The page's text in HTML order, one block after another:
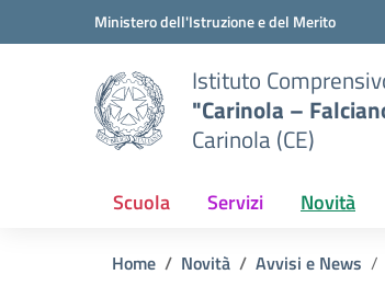
Vai ai contenuti
Vai al menu di navigazioneMinistero dell'Istruzione e del Merito
Istituto
"Carinola –
Carinola (CE)
Scuola Servizi Novità
Home Novità Avvisi e News